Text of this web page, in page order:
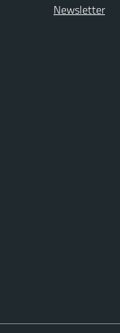
Newsletter